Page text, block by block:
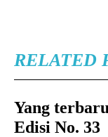
RELATED
Yang
Edisi No. 33